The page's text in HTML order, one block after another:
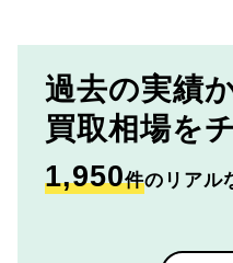
過去の実績
買取相場を
1,950件のリアル